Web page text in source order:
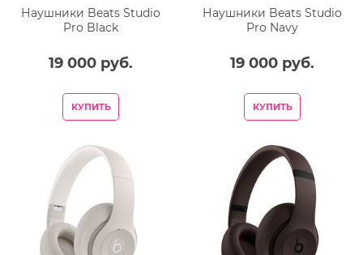
Наушники Beats Studio
Pro Black
19 000 руб.
КУПИТЬ
Наушники Beats Studio
Pro Navy
19 000 руб.
КУПИТЬ